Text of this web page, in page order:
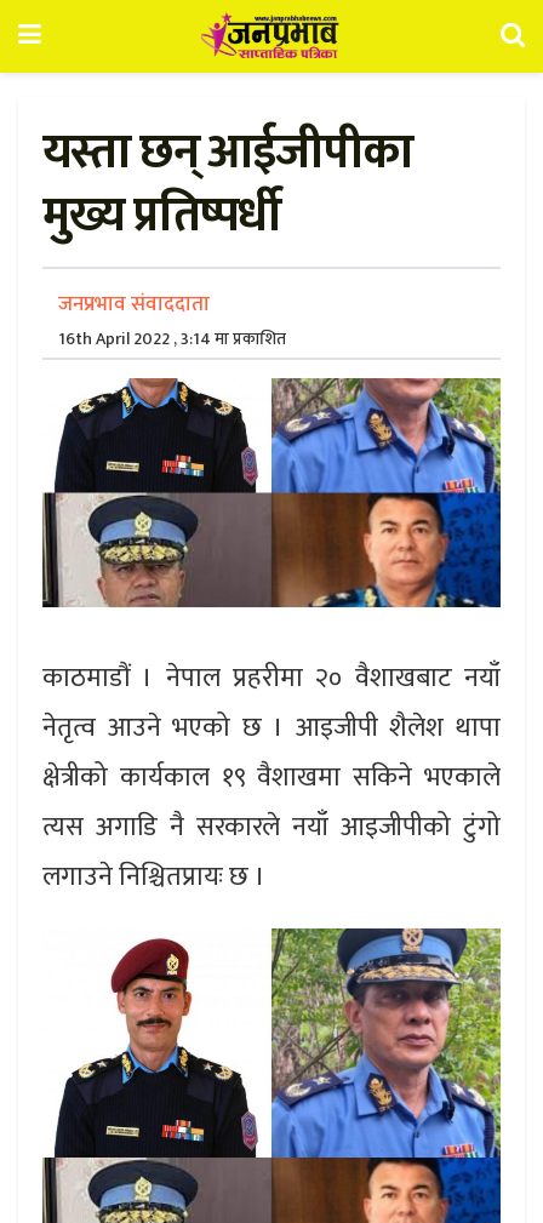
यस्ता छन् आईजीपीका
मुख्य प्रतिष्पर्धी
जनप्रभाव संवाददाता
16th April 2022 , 3:14 मा प्रकाशित
काठमाडौं । नेपाल प्रहरीमा २० वैशाखबाट नयाँ
नेतृत्व आउने भएको छ । आइजीपी शैलेश थापा
क्षेत्रीको कार्यकाल १९ वैशाखमा सकिने भएकाले
त्यस अगाडि नै सरकारले नयाँ आइजीपीको टुंगो
लगाउने निश्चितप्रायः छ ।